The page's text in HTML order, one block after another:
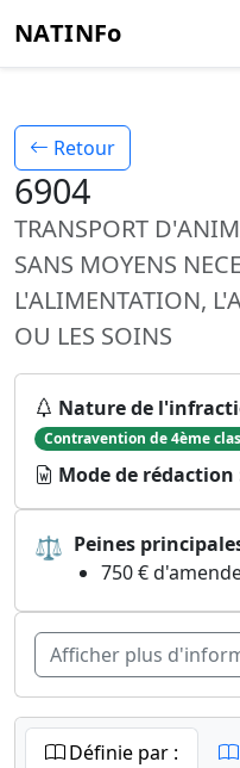
NATINFo
Retour
6904
TRANSPORT
SANS MOYENS
L'ALIMENTATION,
OU LES SOINS
Nature de
Contravention de 4ème
Mode de rédaction
⚖ Peines
750 €
Afficher plus
Définie par :